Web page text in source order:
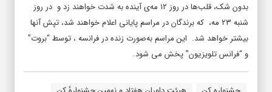
بدون شک، قلب‌ها در روز ۱۲ مه‌ی آینده به شدت خواهند زد و در روز
شنبه ۲۳ مه، که برندگان در مراسم پایانی اعلام خواهند شد، تپش آنها
بیشتر خواهد شد. این مراسم به‌صورت زنده در فرانسه ، توسط “بروت”
و “فرانس تلویزیون” پخش می شود.